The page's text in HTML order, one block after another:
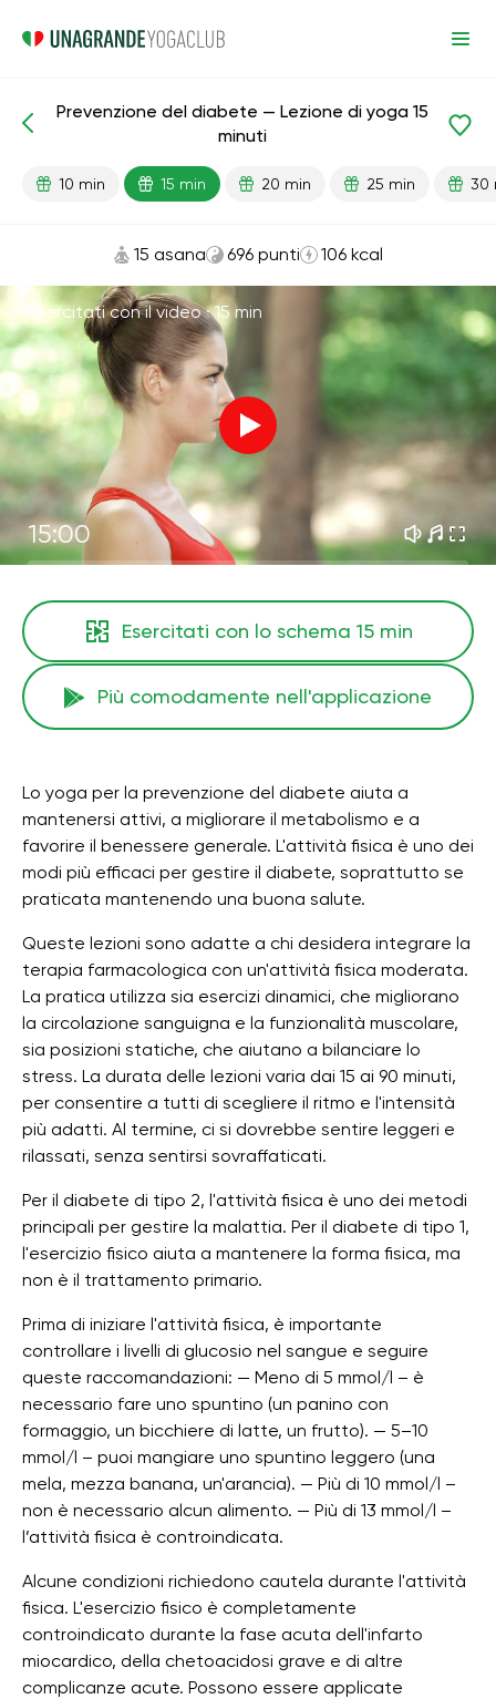
Diabete
Prevenzione del diabete — Lezione di yoga 15
minuti
10 min 15 min 20 min 25 min 30
15 asana 696 punti 106 kcal
Esercitati con il video ·15 min
15:00
Esercitati con lo schema 15 min
Più comodamente nell'applicazione
Lo yoga per la prevenzione del diabete aiuta a
mantenersi attivi, a migliorare il metabolismo e a
favorire il benessere generale. L'attività fisica è uno dei
modi più efficaci per gestire il diabete, soprattutto se
praticata mantenendo una buona salute.
Queste lezioni sono adatte a chi desidera integrare la
terapia farmacologica con un'attività fisica moderata.
La pratica utilizza sia esercizi dinamici, che migliorano
la circolazione sanguigna e la funzionalità muscolare,
sia posizioni statiche, che aiutano a bilanciare lo
stress. La durata delle lezioni varia dai 15 ai 90 minuti,
per consentire a tutti di scegliere il ritmo e l'intensità
più adatti. Al termine, ci si dovrebbe sentire leggeri e
rilassati, senza sentirsi sovraffaticati.
Per il diabete di tipo 2, l'attività fisica è uno dei metodi
principali per gestire la malattia. Per il diabete di tipo 1,
l'esercizio fisico aiuta a mantenere la forma fisica, ma
non è il trattamento primario.
Prima di iniziare l'attività fisica, è importante
controllare i livelli di glucosio nel sangue e seguire
queste raccomandazioni: — Meno di 5 mmol/l – è
necessario fare uno spuntino (un panino con
formaggio, un bicchiere di latte, un frutto). — 5–10
mmol/l – puoi mangiare uno spuntino leggero (una
mela, mezza banana, un'arancia). — Più di 10 mmol/l –
non è necessario alcun alimento. — Più di 13 mmol/l –
l’attività fisica è controindicata.
Alcune condizioni richiedono cautela durante l'attività
fisica. L'esercizio fisico è completamente
controindicato durante la fase acuta dell'infarto
miocardico, della chetoacidosi grave e di altre
complicanze acute. Possono essere applicate